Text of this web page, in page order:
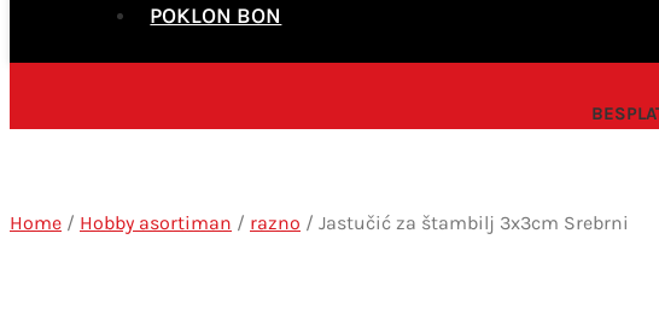
POKLON BON
Home / Hobby asortiman / razno / Jastučić za štambilj 3x3cm Srebrni